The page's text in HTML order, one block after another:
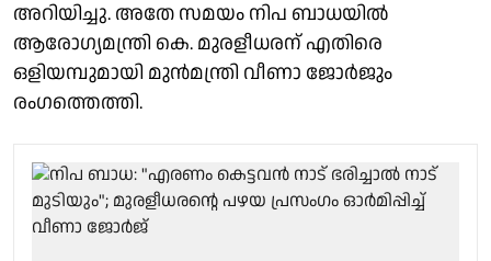
അറിയിച്ചു. അതേ സമയം നിപ ബാധയിൽ
ആരോഗ്യമന്ത്രി കെ. മുരളീധരന് എതിരെ
ഒളിയമ്പുമായി മുൻമന്ത്രി വീണാ ജോർജും
രംഗത്തെത്തി.